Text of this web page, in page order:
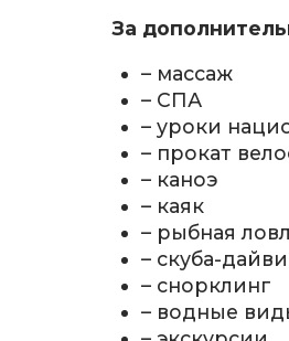
За
– массаж
– СПА
– уроки
– прокат
– каноэ
– каяк
– рыбная
– скуба-
– снорклинг
– водные